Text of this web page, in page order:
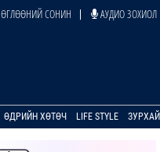
ӨГЛӨӨНИЙ СОНИН АУДИО ЗОХИОЛ
ӨДРИЙН ХӨТӨЧ LIFE STYLE ЗУРХАЙ